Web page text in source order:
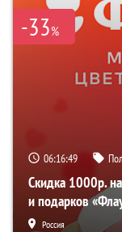
-33%
06:16:48
Скидка 1000р.
и подарков
Россия